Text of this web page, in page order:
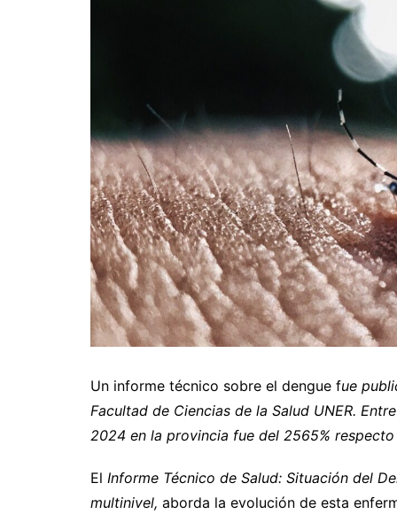
Un informe técnico sobre el dengue fue
Facultad de Ciencias de la Salud UNER.
2024 en la provincia fue del 2565%
El Informe Técnico de Salud: Situación del
multinivel, aborda la evolución de esta